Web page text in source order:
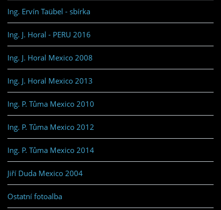
Ing. Ervín Taübel - sbírka
Ing. J. Horal - PERU 2016
Ing. J. Horal Mexico 2008
Ing. J. Horal Mexico 2013
Ing. P. Tůma Mexico 2010
Ing. P. Tůma Mexico 2012
Ing. P. Tůma Mexico 2014
Jiří Duda Mexico 2004
Ostatní fotoalba